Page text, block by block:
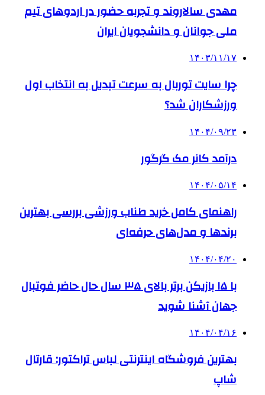
مهدی سالاروند و تجربه حضور در اردوهای تیم
ملی جوانان و دانشجویان ایران
۱۴۰۳/۱۱/۱۷
چرا سایت توربال به ‌سرعت تبدیل به انتخاب اول
ورزشکاران شد؟
۱۴۰۴/۰۹/۲۳
درآمد کانر مک گرگور
۱۴۰۴/۰۵/۱۴
راهنمای کامل خرید طناب ورزشی بررسی بهترین
برندها و مدل‌های حرفه‌ای
۱۴۰۴/۰۴/۲۰
با ۱۵ بازیکن برتر بالای ۳۵ سال حال حاضر فوتبال
جهان آشنا شوید
۱۴۰۴/۰۴/۱۶
بهترین فروشگاه اینترنتی لباس تراکتور: قارتال
شاپ